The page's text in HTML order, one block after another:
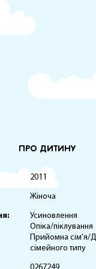
ПРО ДИТИНУ
2011
Жіноча
Усиновлення
Опіка/піклування
Прийомна сім'я/
сімейного типу